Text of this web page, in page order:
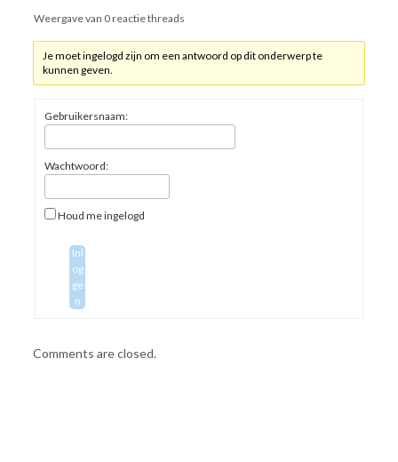
Weergave van 0 reactie threads
Je moet ingelogd zijn om een antwoord op dit onderwerp te
kunnen geven.
Gebruikersnaam:
Wachtwoord:
Houd me ingelogd
Inl
og
ge
n
Comments are closed.